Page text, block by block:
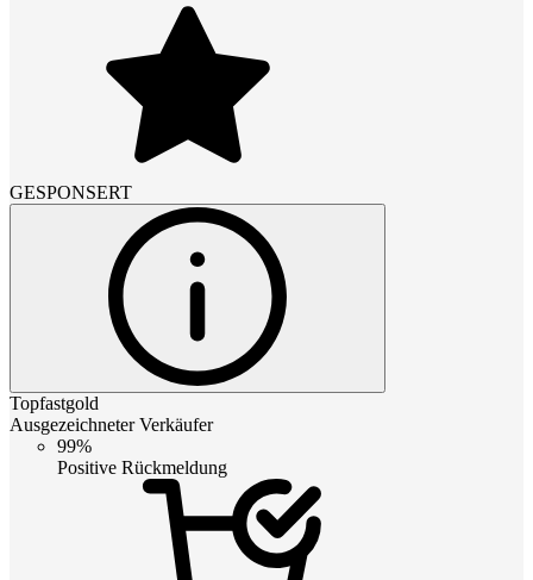
GESPONSERT
Topfastgold
Ausgezeichneter Verkäufer
99%
Positive Rückmeldung